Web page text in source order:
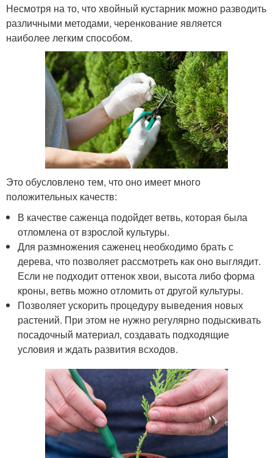
Несмотря на то, что хвойный кустарник можно разводить
различными методами, черенкование является
наиболее легким способом.
Это обусловлено тем, что оно имеет много
положительных качеств:
В качестве саженца подойдет ветвь, которая была
отломлена от взрослой культуры.
Для размножения саженец необходимо брать с
дерева, что позволяет рассмотреть как оно выглядит.
Если не подходит оттенок хвои, высота либо форма
кроны, ветвь можно отломить от другой культуры.
Позволяет ускорить процедуру выведения новых
растений. При этом не нужно регулярно подыскивать
посадочный материал, создавать подходящие
условия и ждать развития всходов.